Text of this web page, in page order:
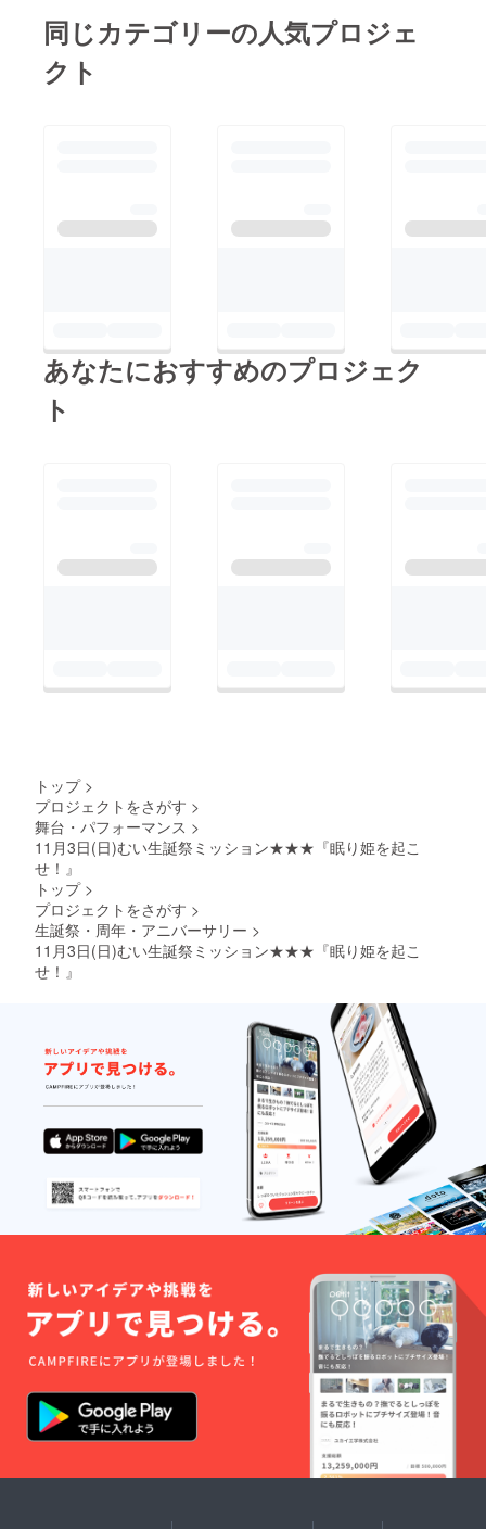
同じカテゴリーの人気プロジェ
クト
あなたにおすすめのプロジェク
ト
トップ >
プロジェクトをさがす >
舞台・パフォーマンス >
11月3日(日)むい生誕祭ミッション★★★『眠り姫を起こ
せ！』
トップ >
プロジェクトをさがす >
生誕祭・周年・アニバーサリー >
11月3日(日)むい生誕祭ミッション★★★『眠り姫を起こ
せ！』